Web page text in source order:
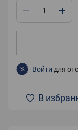
% Войти для
В